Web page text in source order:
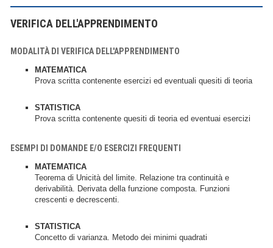
VERIFICA DELL'APPRENDIMENTO
MODALITÀ DI VERIFICA DELL'APPRENDIMENTO
MATEMATICA
Prova scritta contenente esercizi ed eventuali quesiti di teoria
STATISTICA
Prova scritta contenente quesiti di teoria ed eventuai esercizi
ESEMPI DI DOMANDE E/O ESERCIZI FREQUENTI
MATEMATICA
Teorema di Unicità del limite. Relazione tra continuità e
derivabilità. Derivata della funzione composta. Funzioni
crescenti e decrescenti.
STATISTICA
Concetto di varianza. Metodo dei minimi quadrati